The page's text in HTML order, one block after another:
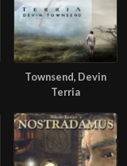
Townsend, Devin
Terria